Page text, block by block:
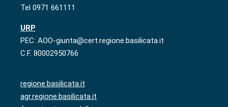
Tel 0971 661111
URP
PEC: AOO-giunta@cert.regione.basilicata.it
C.F. 80002950766
regione.basilicata.it
agr.regione.basilicata.it